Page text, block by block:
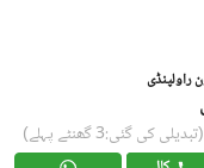
(تبدیلی کی گئی:3 گھنٹے پہلے)